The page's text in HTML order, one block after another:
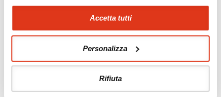
Accetta tutti
Personalizza
Rifiuta
Visita la nostra pagina Facebook
Chiedi un preventivo
agente e vuoi collaborare con noi?